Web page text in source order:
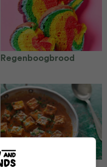
Regenboogbrood